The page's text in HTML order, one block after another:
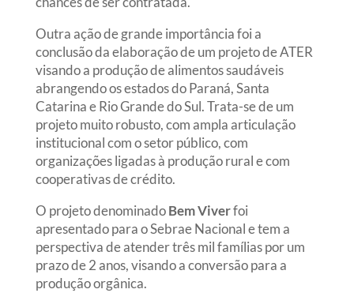
Outra ação de grande importância foi a
conclusão da elaboração de um projeto de ATER
visando a produção de alimentos saudáveis
abrangendo os estados do Paraná, Santa
Catarina e Rio Grande do Sul. Trata-se de um
projeto muito robusto, com ampla articulação
institucional com o setor público, com
organizações ligadas à produção rural e com
cooperativas de crédito.
O projeto denominadoBem Viverfoi
apresentado para o Sebrae Nacional e tem a
perspectiva de atender três mil famílias por um
prazo de 2 anos, visando a conversão para a
produção orgânica.